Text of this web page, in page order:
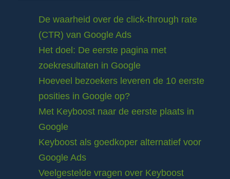
De waarheid over de click-through rate
(CTR) van Google Ads
Het doel: De eerste pagina met
zoekresultaten in Google
Hoeveel bezoekers leveren de 10 eerste
posities in Google op?
Met Keyboost naar de eerste plaats in
Google
Keyboost als goedkoper alternatief voor
Google Ads
Veelgestelde vragen over Keyboost